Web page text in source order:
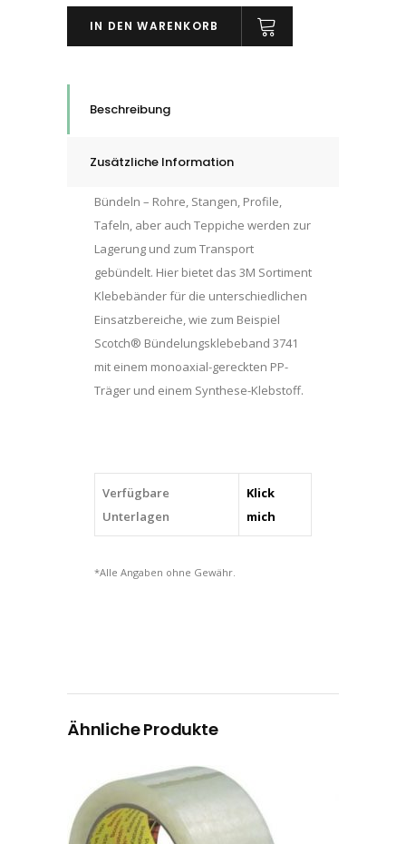
Strapping-
Klebeband
quantity
IN DEN WARENKORB
Beschreibung
Zusätzliche Information
Bündeln – Rohre, Stangen, Profile,
Tafeln, aber auch Teppiche werden zur
Lagerung und zum Transport
gebündelt. Hier bietet das 3M Sortiment
Klebebänder für die unterschiedlichen
Einsatzbereiche, wie zum Beispiel
Scotch® Bündelungsklebeband 3741
mit einem monoaxial-gereckten PP-
Träger und einem Synthese-Klebstoff.
Verfügbare
Unterlagen
Klick
mich
*Alle Angaben ohne Gewähr.
Ähnliche Produkte